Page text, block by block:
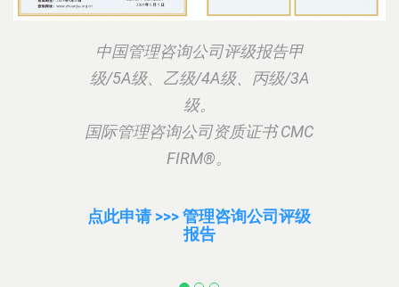
中国管理咨询公司评级报告甲
级/5A级、乙级/4A级、丙级/3A
级。
国际管理咨询公司资质证书CMC
FIRM®。
点此申请 >>> 管理咨询公司评级
报告